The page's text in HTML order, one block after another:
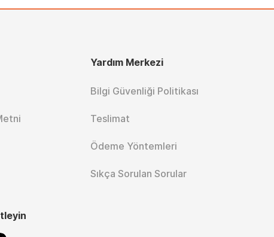
Yardım Merkezi
Bilgi Güvenliği Politikası
Teslimat
Ödeme Yöntemleri
Sıkça Sorulan Sorular